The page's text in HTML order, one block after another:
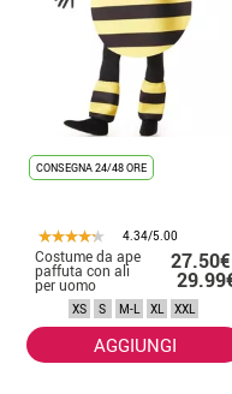
CONSEGNA 24/48 ORE
4.34/5.00
Costume da ape
paffuta con ali
per uomo
XS S M-L XL XXL
AGGIUNGI